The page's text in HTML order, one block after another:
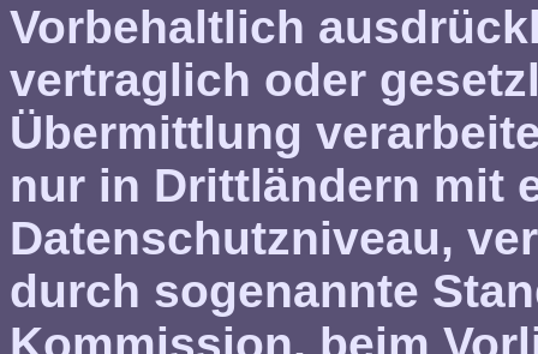
Vorbehaltlich
vertraglich oder
Übermittlung
nur in Drittländern mit
Datenschutzniveau,
durch sogenannte